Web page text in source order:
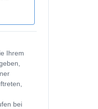
Ihrem
bei